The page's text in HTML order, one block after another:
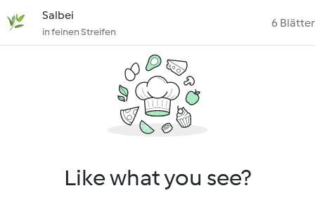
Salbei
in feinen Streifen
6 Blätter
Like what you see?